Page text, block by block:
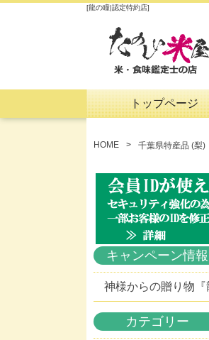
[龍の瞳|認定特約店]
トップページ
HOME 千葉県特産品 (梨)
キャンペーン情報
神様からの贈り物『
カテゴリー